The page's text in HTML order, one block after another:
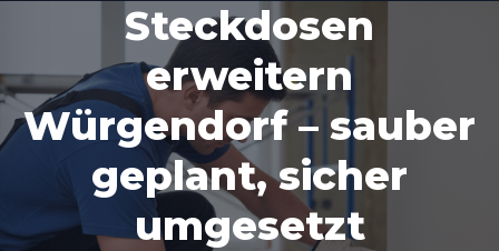
Steckdosen
erweitern
Würgendorf – sauber
geplant, sicher
umgesetzt